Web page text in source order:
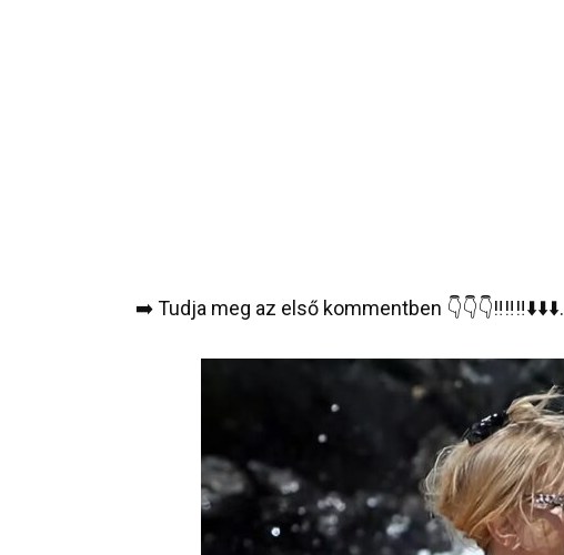
➡️ Tudja meg az első kommentben 👇👇👇‼️‼️‼️⬇️⬇️⬇️.